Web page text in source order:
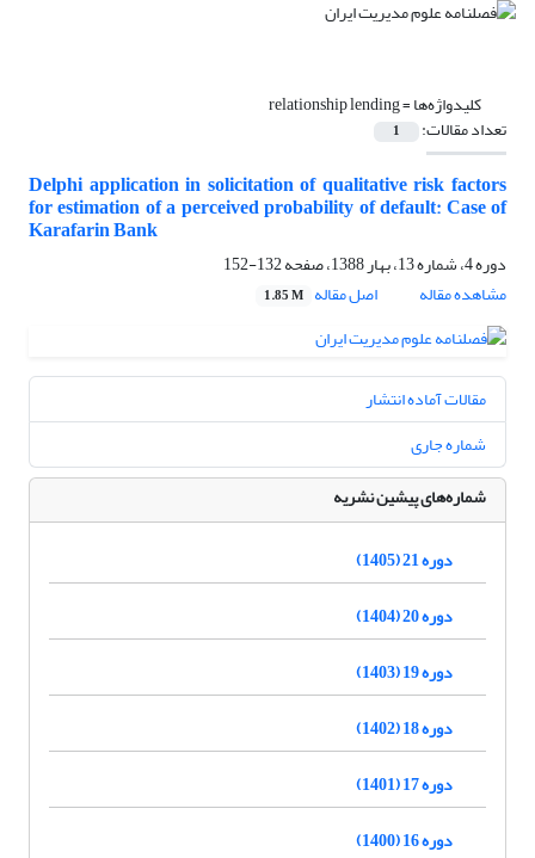
کلیدواژه‌ها =relationship lending
تعداد مقالات: 1
Delphi application in solicitation of qualitative risk factors
for estimation of a perceived probability of default: Case of
Karafarin Bank
دوره 4، شماره 13، بهار 1388، صفحه
132-152
مشاهده مقاله
اصل مقاله 1.85 M
مقالات آماده انتشار
شماره جاری
شماره‌های پیشین نشریه
دوره 21 (1405)
دوره 20 (1404)
دوره 19 (1403)
دوره 18 (1402)
دوره 17 (1401)
دوره 16 (1400)